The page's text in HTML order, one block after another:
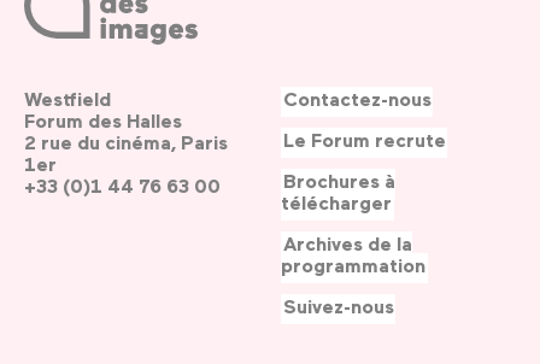
Westfield
Forum des Halles
2 rue du cinéma, Paris
1er
+33 (0)1 44 76 63 00
Contactez-nous
Le Forum recrute
Brochures à
télécharger
Archives de la
programmation
Suivez-nous